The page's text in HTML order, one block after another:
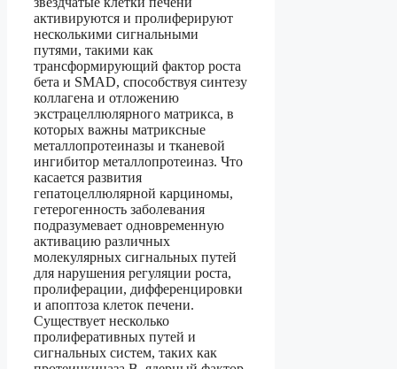
активируются и пролиферируют
несколькими сигнальными
путями, такими как
трансформирующий фактор роста
бета и SMAD, способствуя синтезу
коллагена и отложению
экстрацеллюлярного матрикса, в
которых важны матриксные
металлопротеиназы и тканевой
ингибитор металлопротеиназ. Что
касается развития
гепатоцеллюлярной карциномы,
гетерогенность заболевания
подразумевает одновременную
активацию различных
молекулярных сигнальных путей
для нарушения регуляции роста,
пролиферации, дифференцировки
и апоптоза клеток печени.
Существует несколько
пролиферативных путей и
сигнальных систем, таких как